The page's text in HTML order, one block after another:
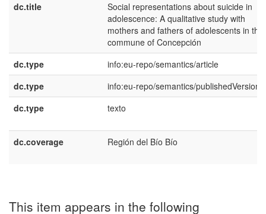
dc.title
Social representations about suicide in
adolescence: A qualitative study with
mothers and fathers of adolescents in the
commune of Concepción
dc.type
info:eu-repo/semantics/article
dc.type
info:eu-repo/semantics/publishedVersion
dc.type
texto
dc.coverage Región del Bío Bío
This item appears in the following